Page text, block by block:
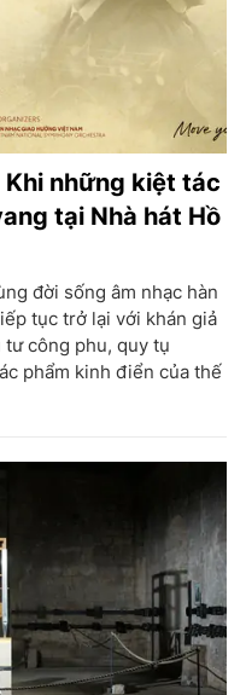
những kiệt tác
tại Nhà hát Hồ
đời sống âm nhạc hàn
tục trở lại với khán giả
công phu, quy tụ
phẩm kinh điển của thế